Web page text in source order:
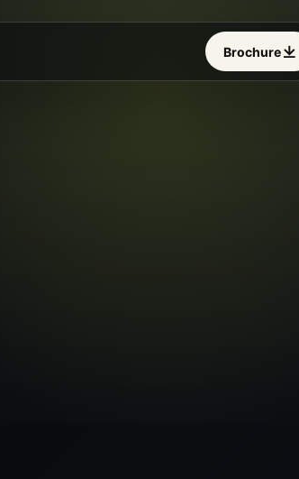
Brochure